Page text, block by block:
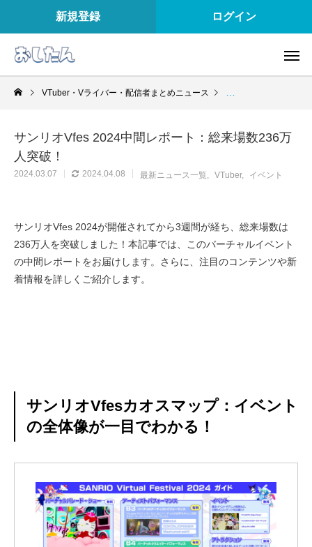
新規登録 ログイン
VTuber・Vライバー・配信者まとめニュース
サンリオVfes 2024中間レポート：総来場数236万
人突破！
2024.03.07 2024.04.08 最新ニュース一覧 VTuber イベント
サンリオVfes 2024が開催されてから3週間が経ち、総来場数は
236万人を突破しました！本記事では、このバーチャルイベント
の中間レポートをお届けします。さらに、注目のコンテンツや新
着情報を詳しくご紹介します。
サンリオVfesカオスマップ：イベント
の全体像が一目でわかる！